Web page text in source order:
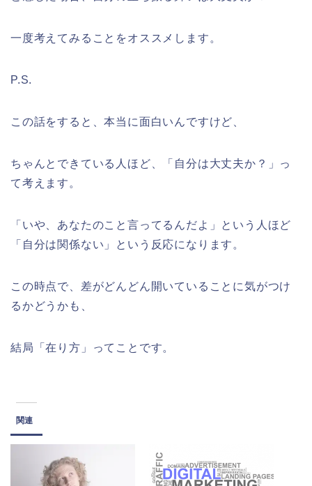
一度考えてみることをオススメします。
P.S.
この話をすると、本当に面白いんですけど、
ちゃんとできている人ほど、「自分は大丈夫か？」っ
て考えます。
「いや、あなたのこと言ってるんだよ」という人ほど
「自分は関係ない」という反応になります。
この時点で、差がどんどん開いていることに気がつけ
るかどうかも、
結局「在り方」ってことです。
関連